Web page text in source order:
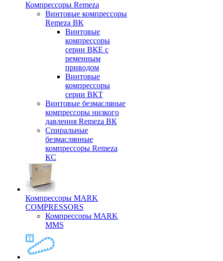
Компрессоры Remeza
Винтовые компрессоры
Remeza ВК
Винтовые
компрессоры
серии ВКЕ с
ременным
приводом
Винтовые
компрессоры
серии ВКТ
Винтовые безмасляные
компрессоры низкого
давления Remeza ВК
Спиральные
безмаслянные
компрессоры Remeza
КС
Компрессоры MARK
COMPRESSORS
Компрессоры MARK
MMS